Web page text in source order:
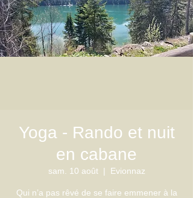
Yoga - Rando et nuit
en cabane
sam. 10 août
  |
Evionnaz
Qui n’a pas rêvé de se faire emmener à la